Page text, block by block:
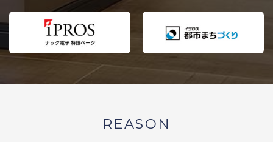
ブースの紹介動画が掲載されまし
た。
REASON